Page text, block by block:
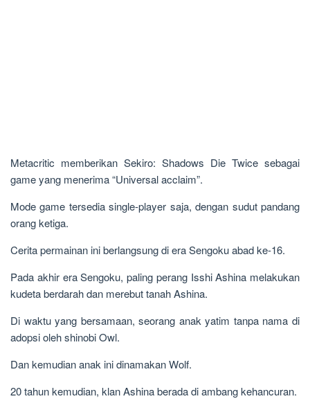
Metacritic memberikan Sekiro: Shadows Die Twice sebagai
game yang menerima “Universal acclaim”.
Mode game tersedia single-player saja, dengan sudut pandang
orang ketiga.
Cerita permainan ini berlangsung di era Sengoku abad ke-16.
Pada akhir era Sengoku, paling perang Isshi Ashina melakukan
kudeta berdarah dan merebut tanah Ashina.
Di waktu yang bersamaan, seorang anak yatim tanpa nama di
adopsi oleh shinobi Owl.
Dan kemudian anak ini dinamakan Wolf.
20 tahun kemudian, klan Ashina berada di ambang kehancuran.